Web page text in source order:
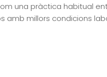
una pràctica habitual
amb millors condicions